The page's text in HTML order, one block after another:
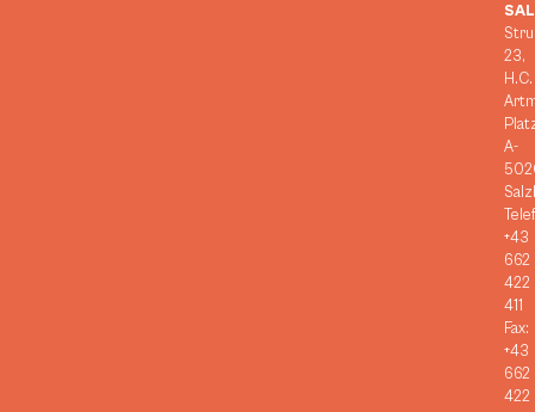
23,
H.C.
A-
+43
662
422
411
Fax:
+43
662
422